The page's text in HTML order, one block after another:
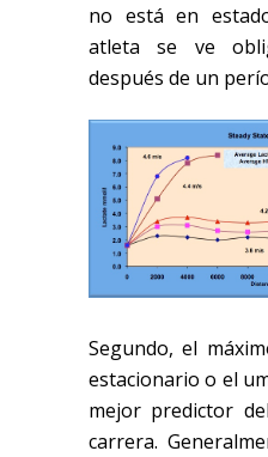
no está en
atleta se ve
después de un
Segundo, el
estacionario o el
mejor predictor
carrera.